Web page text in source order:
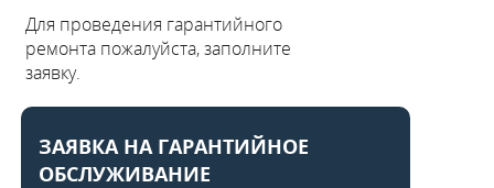
555
Каталог
Для проведения гарантийного
ремонта пожалуйста, заполните
заявку.
ЗАЯВКА НА ГАРАНТИЙНОЕ
ОБСЛУЖИВАНИЕ